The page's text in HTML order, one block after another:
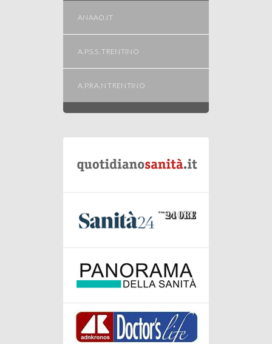
ANAAO.IT
A.P.S.S. TRENTINO
A.P.RA.N TRENTINO